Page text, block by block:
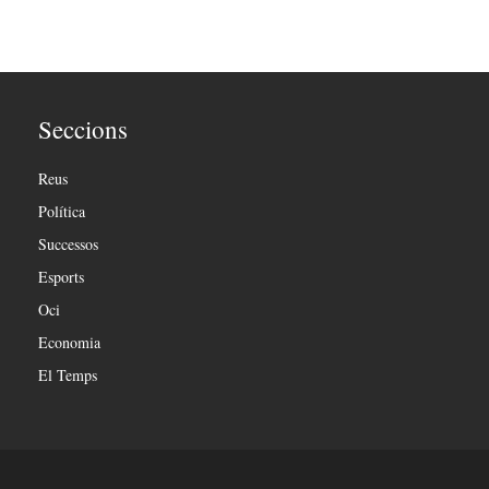
Seccions
Reus
Política
Successos
Esports
Oci
Economia
El Temps